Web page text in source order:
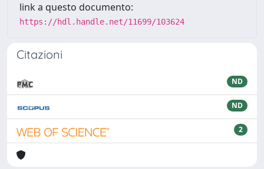
link a questo documento:
https://hdl.handle.net/11699/103624
Citazioni
ND
ND
2